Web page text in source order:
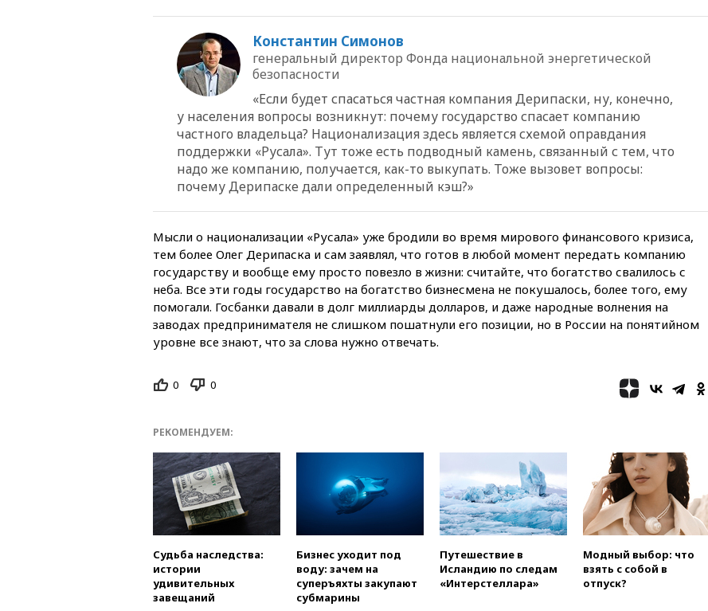
отпустить его с круглого стола
01:35Мигрант погиб при
Сеуту на параплане
00:30 FT: ЕС не готов принять в
блок Украину из-за уровня
коррупции
вчера, 23:35 Лукашенко
вчера, 22:59На башню
ресторана «Армения» в
Москве вернут утраченную
скульптуру балерины
вчера, 22:45 Литовец
протаранил погранпункт при
анонсировал скорое
соглашение о прекращении
при нападении в Чехии
вчера, 22:00Путин поручил
выделить средства на новые
РЛС для Белгородской
области
вчера, 21:56 The Atlantic: Маск
отказал Украине в
использовании Starlink для
Константин Симонов
генеральный директор Фонда национальной энергетической
безопасности
«Если будет спасаться частная компания Дерипаски, ну, конечно,
у населения вопросы возникнут: почему государство спасает компанию
частного владельца? Национализация здесь является схемой оправдания
поддержки «Русала». Тут тоже есть подводный камень, связанный с тем, что
надо же компанию, получается, как-то выкупать. Тоже вызовет вопросы:
почему Дерипаске дали определенный кэш?»
Мысли о национализации «Русала» уже бродили во время мирового финансового кризиса,
тем более Олег Дерипаска и сам заявлял, что готов в любой момент передать компанию
государству и вообще ему просто повезло в жизни: считайте, что богатство свалилось с
неба. Все эти годы государство на богатство бизнесмена не покушалось, более того, ему
помогали. Госбанки давали в долг миллиарды долларов, и даже народные волнения на
заводах предпринимателя не слишком пошатнули его позиции, но в России на понятийном
уровне все знают, что за слова нужно отвечать.
0 0
РЕКОМЕНДУЕМ:
Судьба наследства:
истории
удивительных
завещаний
Бизнес уходит под
воду: зачем на
суперъяхты закупают
субмарины
Путешествие в
Исландию по следам
«Интерстеллара»
Модный выбор: что
взять с собой в
отпуск?